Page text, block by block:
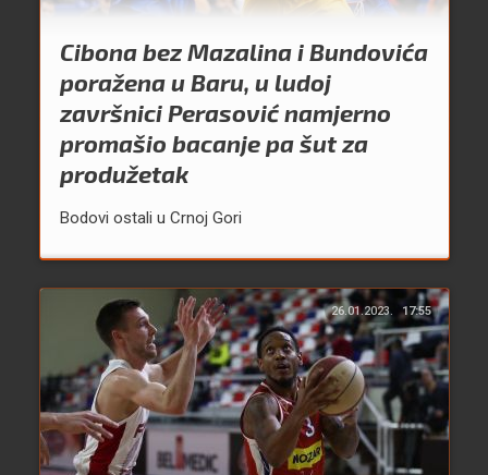
Cibona bez Mazalina i Bundovića
poražena u Baru, u ludoj
završnici Perasović namjerno
promašio bacanje pa šut za
produžetak
Bodovi ostali u Crnoj Gori
26.01.2023. 17:55